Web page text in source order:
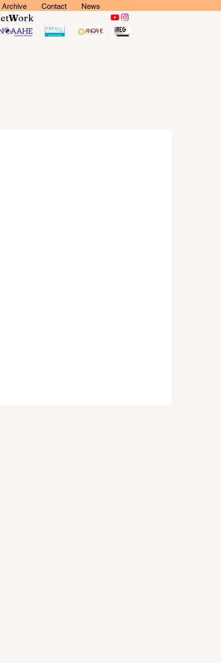
Archive Contact News
etWork